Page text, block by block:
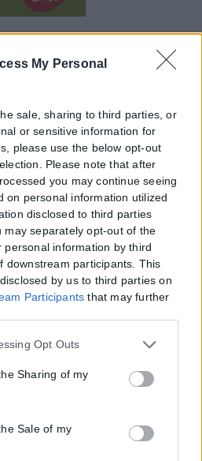
My Personal
sale, sharing to third parties, or
or sensitive information for
please use the below opt-out
Please note that after
you may continue seeing
on personal information utilized
disclosed to third parties
may separately opt-out of the
information by third
downstream participants. This
by us to third parties on
Participants that may further
app uses one or more Google
or usage behaviour. You may
to Google and its third-party
specified purposes in below
Opt Outs
Sharing of my
Sale of my